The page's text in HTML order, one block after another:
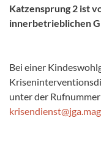
Katzensprung 2 ist
innerbetrieblichen
Bei einer
unter der